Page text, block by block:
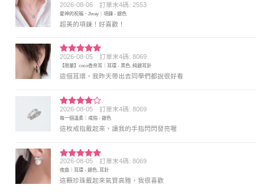
評分5滿
分 5
2026-08-06 訂單末4碼: 2553
愛神的祝福．2way｜項鍊 - 銀色
超美的項鍊！好喜歡！
評分5 滿
分 5
2026-08-05 訂單末4碼: 8069
【限量】coco香奈耳｜耳環 - 黑色, 純銀耳針
這個耳環，我昨天帶出去同學們都說很好看
評分4
滿分 5
2026-08-05 訂單末4碼: 8069
每一個溫柔｜戒指 - 銀色
這枚戒指戴起來，讓我的手指閃閃發亮喔
評分5 滿
分 5
2026-08-05 訂單末4碼: 8069
夜曲｜耳環 - 銀色, 耳針
這顆珍珠戴起來氣質高雅，我很喜歡